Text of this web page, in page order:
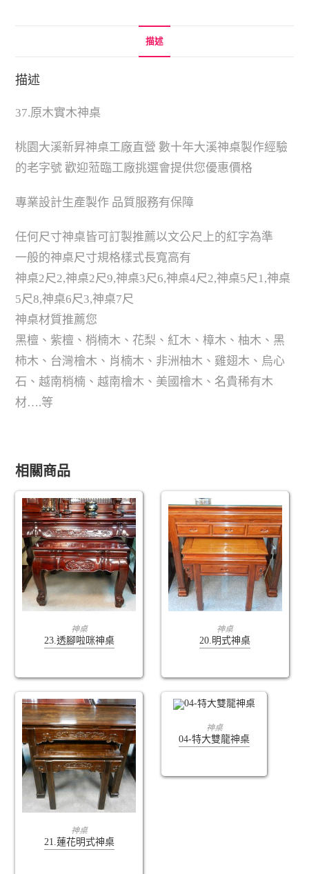
描述
描述
37.原木實木神桌
桃園大溪新昇神桌工廠直營 數十年大溪神桌製作經驗
的老字號 歡迎蒞臨工廠挑選會提供您優惠價格
專業設計生產製作 品質服務有保障
任何尺寸神桌皆可訂製推薦以文公尺上的紅字為準
一般的神桌尺寸規格樣式長寬高有
神桌2尺2,神桌2尺9,神桌3尺6,神桌4尺2,神桌5尺1,神桌
5尺8,神桌6尺3,神桌7尺
神桌材質推薦您
黑檀、紫檀、梢楠木、花梨、紅木、樟木、柚木、黑
柿木、台灣檜木、肖楠木、非洲柚木、雞翅木、烏心
石、越南梢楠、越南檜木、美國檜木、名貴稀有木
材….等
相關商品
查看內容
神桌
23.透腳啦咪神桌
查看內容
神桌
20.明式神桌
查看內容
神桌
21.蓮花明式神桌
查看內容
神桌
04-特大雙龍神桌